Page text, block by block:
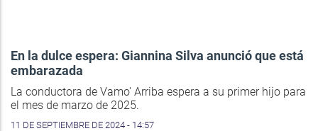
En la dulce espera: Giannina Silva anunció que está
embarazada
La conductora de Vamo' Arriba espera a su primer hijo para
el mes de marzo de 2025.
11 DE SEPTIEMBRE DE 2024 - 14:57